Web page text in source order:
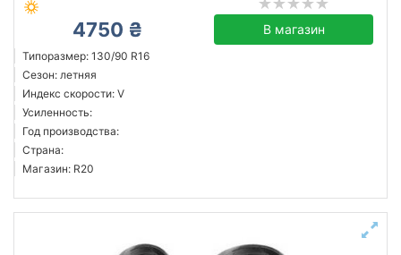
4750 ₴ В магазин
Типоразмер: 130/90 R16
Сезон: летняя
Индекс скорости: V
Усиленность:
Год производства:
Страна:
Магазин: R20